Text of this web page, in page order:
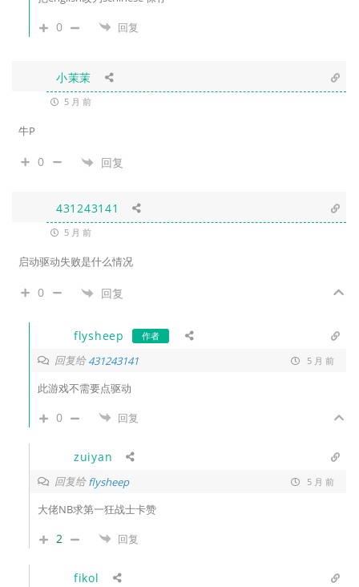
0 回复
小茉茉
5 月 前
牛P
0 回复
431243141
5 月 前
启动驱动失败是什么情况
0 回复
flysheep 作者
回复给431243141 5 月 前
此游戏不需要点驱动
0 回复
zuiyan
回复给flysheep 5 月 前
大佬NB求第一狂战士卡赞
2 回复
fikol